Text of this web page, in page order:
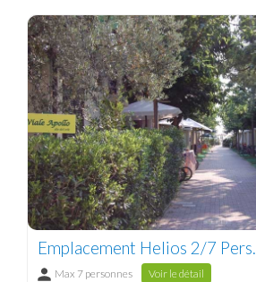
Emplacement Helios 2/7 Pers.
Max 7 personnes Voir le détail